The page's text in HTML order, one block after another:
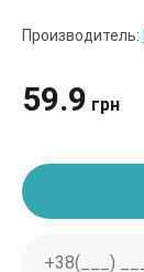
Производитель:
59.9 грн